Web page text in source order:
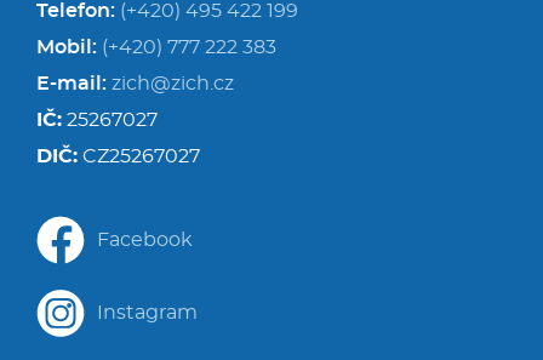
Telefon: (+420) 495 422 199
Mobil: (+420) 777 222 383
E-mail: zich@zich.cz
IČ: 25267027
DIČ: CZ25267027
Facebook
Instagram